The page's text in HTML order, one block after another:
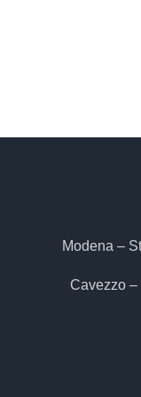
Modena –
Cavezzo –